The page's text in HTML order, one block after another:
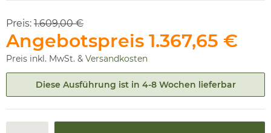
Preis: 1.609,00 €
Angebotspreis 1.367,65 €
Preis inkl. MwSt. & Versandkosten
Diese Ausführung ist in 4-8 Wochen lieferbar